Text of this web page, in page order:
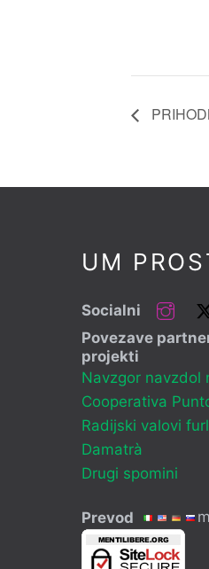
UM
Socialni
Povezave
projekti
Navzgor navzdol
Cooperativa
Radijski valovi
Damatrà
Drugi spomini
Prevod